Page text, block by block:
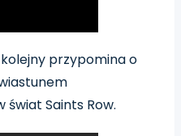
przypomina o
Saints Row.